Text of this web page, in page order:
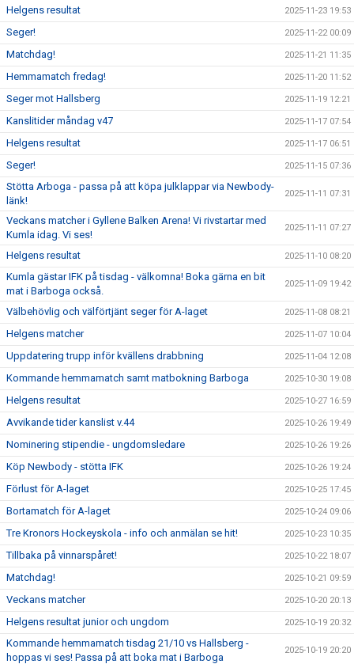
Helgens resultat 2025-11-23 19:53
Seger! 2025-11-22 00:09
Matchdag! 2025-11-21 11:35
Hemmamatch fredag! 2025-11-20 11:52
Seger mot Hallsberg 2025-11-19 12:21
Kanslitider måndag v47 2025-11-17 07:54
Helgens resultat 2025-11-17 06:51
Seger! 2025-11-15 07:36
Stötta Arboga - passa på att köpa julklappar via Newbody-
länk!
2025-11-11 07:31
Veckans matcher i Gyllene Balken Arena! Vi rivstartar med
Kumla idag. Vi ses!
2025-11-11 07:27
Helgens resultat 2025-11-10 08:20
Kumla gästar IFK på tisdag - välkomna! Boka gärna en bit
mat i Barboga också.
2025-11-09 19:42
Välbehövlig och välförtjänt seger för A-laget 2025-11-08 08:21
Helgens matcher 2025-11-07 10:04
Uppdatering trupp inför kvällens drabbning 2025-11-04 12:08
Kommande hemmamatch samt matbokning Barboga 2025-10-30 19:08
Helgens resultat 2025-10-27 16:59
Avvikande tider kanslist v.44 2025-10-26 19:49
Nominering stipendie - ungdomsledare 2025-10-26 19:26
Köp Newbody - stötta IFK 2025-10-26 19:24
Förlust för A-laget 2025-10-25 17:45
Bortamatch för A-laget 2025-10-24 09:06
Tre Kronors Hockeyskola - info och anmälan se hit! 2025-10-23 10:35
Tillbaka på vinnarspåret! 2025-10-22 18:07
Matchdag! 2025-10-21 09:59
Veckans matcher 2025-10-20 20:13
Helgens resultat junior och ungdom 2025-10-19 20:32
Kommande hemmamatch tisdag 21/10 vs Hallsberg -
hoppas vi ses! Passa på att boka mat i Barboga
2025-10-19 20:20